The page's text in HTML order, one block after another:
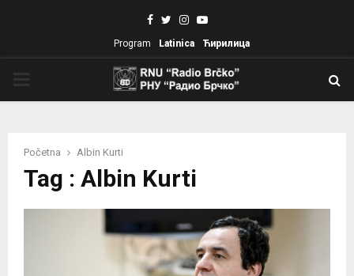
Facebook
TwitterInstagram
Youtube
Program Latinica Ћирилица
Početna Albin Kurti
Tag : Albin Kurti